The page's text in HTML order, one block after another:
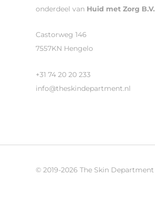
onderdeel van Huid met Zorg B.V.
Castorweg 146
7557KN Hengelo
+31 74 20 20 233
info@theskindepartment.nl
© 2019-2026 The Skin Department